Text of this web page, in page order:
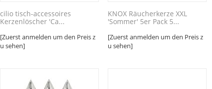
cilio tisch-accessoires
Kerzenlöscher 'Ca...
[Zuerst anmelden um den Preis z
u sehen]
KNOX Räucherkerze XXL
'Sommer' 5er Pack 5...
[Zuerst anmelden um den Preis z
u sehen]